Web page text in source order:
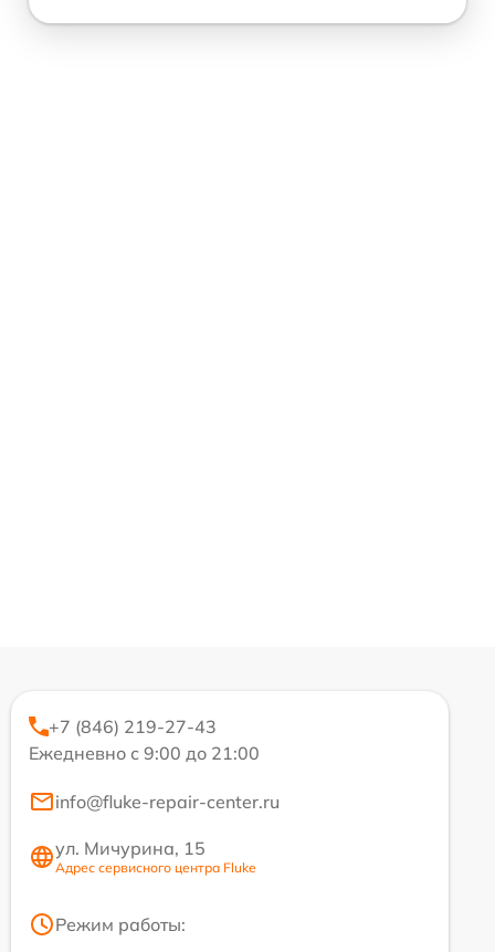
+7 (846) 219-27-43
Ежедневно с 9:00 до 21:00
info@fluke-repair-center.ru
ул. Мичурина, 15
Адрес сервисного центра Fluke
Режим работы: